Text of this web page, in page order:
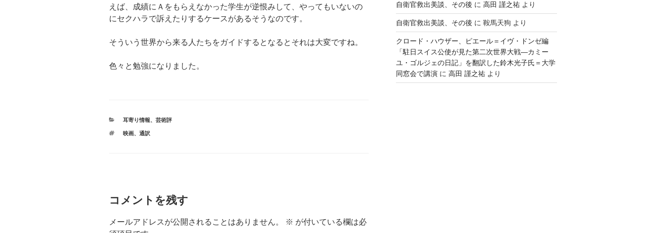
えば、成績にＡをもらえなかった学生が逆恨みして、やってもいないの
にセクハラで訴えたりするケースがあるそうなのです。
そういう世界から来る人たちをガイドするとなるとそれは大変ですね。
色々と勉強になりました。
カ
ゴ
耳寄り情報、 芸術評
タ
映画、 通訳
コメントを残す
メールアドレスが公開されることはありません。 ※ が付いている欄は必
自衛官救出美談、その後 に 高田 謹之祐より
自衛官救出美談、その後 に 鞍馬天狗 より
クロード・ハウザー、ピエール＝イヴ・ドンゼ編
「駐日スイス公使が見た第二次世界大戦―カミー
ユ・ゴルジェの日記」を翻訳した鈴木光子氏＝大学
同窓会で講演に 高田 謹之祐より